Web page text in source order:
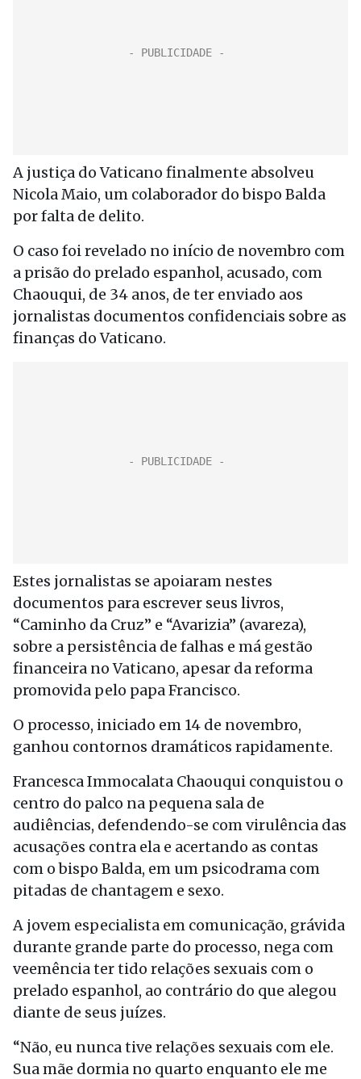
A justiça do Vaticano finalmente absolveu
Nicola Maio, um colaborador do bispo Balda
por falta de delito.
O caso foi revelado no início de novembro com
a prisão do prelado espanhol, acusado, com
Chaouqui, de 34 anos, de ter enviado aos
jornalistas documentos confidenciais sobre as
finanças do Vaticano.
Estes jornalistas se apoiaram nestes
documentos para escrever seus livros,
“Caminho da Cruz” e “Avarizia” (avareza),
sobre a persistência de falhas e má gestão
financeira no Vaticano, apesar da reforma
promovida pelo papa Francisco.
O processo, iniciado em 14 de novembro,
ganhou contornos dramáticos rapidamente.
Francesca Immocalata Chaouqui conquistou o
centro do palco na pequena sala de
audiências, defendendo-se com virulência das
acusações contra ela e acertando as contas
com o bispo Balda, em um psicodrama com
pitadas de chantagem e sexo.
A jovem especialista em comunicação, grávida
durante grande parte do processo, nega com
veemência ter tido relações sexuais com o
prelado espanhol, ao contrário do que alegou
diante de seus juízes.
“Não, eu nunca tive relações sexuais com ele.
Sua mãe dormia no quarto enquanto ele me